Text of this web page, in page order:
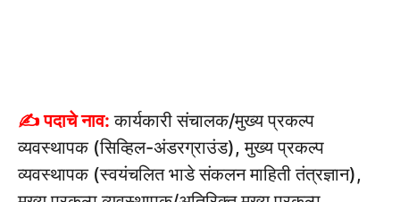
✍ पदाचे नाव: कार्यकारी संचालक/मुख्य प्रकल्प
व्यवस्थापक (सिव्हिल-अंडरग्राउंड), मुख्य प्रकल्प
व्यवस्थापक (स्वयंचलित भाडे संकलन माहिती तंत्रज्ञान),